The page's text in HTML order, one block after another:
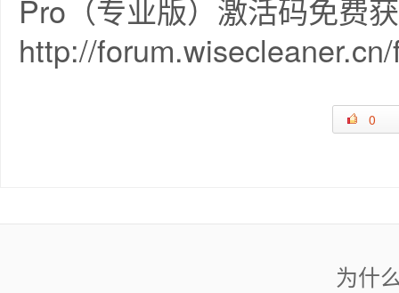
Pro（专业版）激活码免费
http://
0
为什